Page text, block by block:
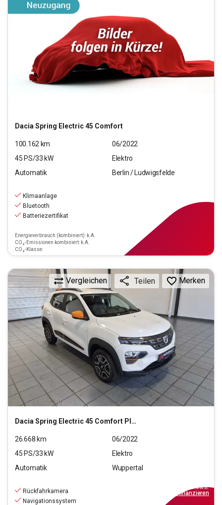
Dacia Spring Electric 45 Comfort
100.162 km
06/2022
45 PS/33 kW
Elektro
Automatik
Berlin / Ludwigsfelde
Klimaanlage
Bluetooth
Batteriezertifikat
Energieverbrauch (kombiniert): k.A.
CO₂-Emissionen kombiniert: k.A.
CO₂-Klasse:
Dacia Spring Electric 45 Comfort Plus
Vergleichen Teilen Merken
26.668 km
06/2022
45 PS/33 kW
Elektro
Automatik
Wuppertal
Rückfahrkamera
Navigationssystem
inkl.MwSt.
finanzieren